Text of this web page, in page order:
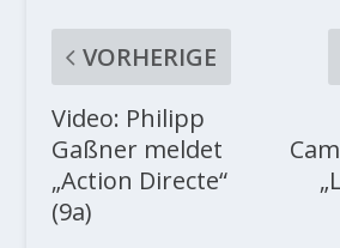
VORHERIGE
Video: Philipp
Gaßner meldet
„Action Directe“
(9a)